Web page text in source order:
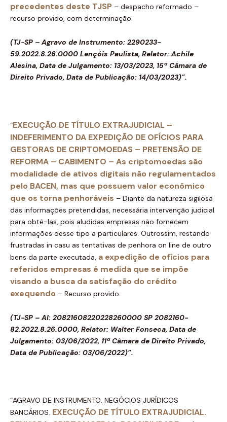
precedentes deste TJSP – despacho reformado –
recurso provido, com determinação.
(TJ-SP – Agravo de Instrumento: 2290233-
59.2022.8.26.0000 Lençóis Paulista, Relator: Achile
Alesina, Data de Julgamento: 13/03/2023, 15ª Câmara de
Direito Privado, Data de Publicação: 14/03/2023)”.
“EXECUÇÃO DE TÍTULO EXTRAJUDICIAL –
INDEFERIMENTO DA EXPEDIÇÃO DE OFÍCIOS PARA
GESTORAS DE CRIPTOMOEDAS – PRETENSÃO DE
REFORMA – CABIMENTO – As criptomoedas são
modalidade de ativos digitais não regulamentados
pelo BACEN, mas que possuem valor econômico
que os torna penhoráveis – Diante da natureza sigilosa
das informações pretendidas, necessária intervenção judicial
para obtê-las, pois aludidas empresas não fornecem
informações desse tipo a particulares. Outrossim, restando
frustradas in casu as tentativas de penhora on line de outro
bens da parte executada, a expedição de ofícios para
referidos empresas é medida que se impõe
visando a busca da satisfação do crédito
exequendo – Recurso provido.
(TJ-SP – AI: 20821608220228260000 SP 2082160-
82.2022.8.26.0000, Relator: Walter Fonseca, Data de
Julgamento: 03/06/2022, 11ª Câmara de Direito Privado,
Data de Publicação: 03/06/2022)”.
“AGRAVO DE INSTRUMENTO. NEGÓCIOS JURÍDICOS
BANCÁRIOS. EXECUÇÃO DE TÍTULO EXTRAJUDICIAL.